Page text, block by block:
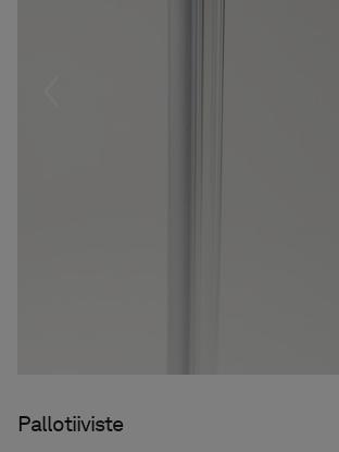
Pallotiiviste